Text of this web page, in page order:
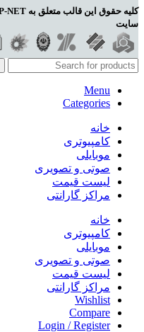
سایت
Menu
Categories
خانه
کامپیوتری
موبایلی
صوتی و تصویری
لیست قیمت
مراکز گارانتی
خانه
کامپیوتری
موبایلی
صوتی و تصویری
لیست قیمت
مراکز گارانتی
Wishlist
Compare
Login / Register